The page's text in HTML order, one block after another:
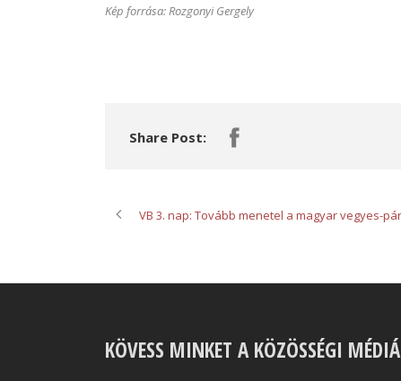
Kép forrása: Rozgonyi Gergely
Share Post:
VB 3. nap: Tovább menetel a magyar vegyes-
KÖVESS MINKET A KÖZÖSSÉGI